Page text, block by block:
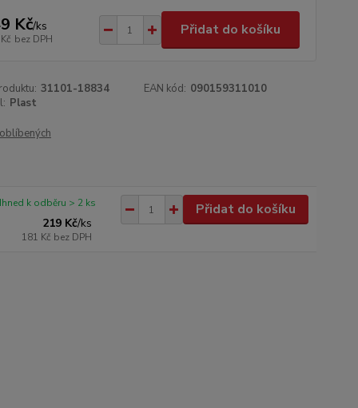
Kč/ks
bez DPH
Přidat do košíku
31101-18834 EAN kód: 090159311010
Plast
219 Kč/ks
181 Kč bez DPH
Ihned k odběru > 2 ks Přidat do košíku